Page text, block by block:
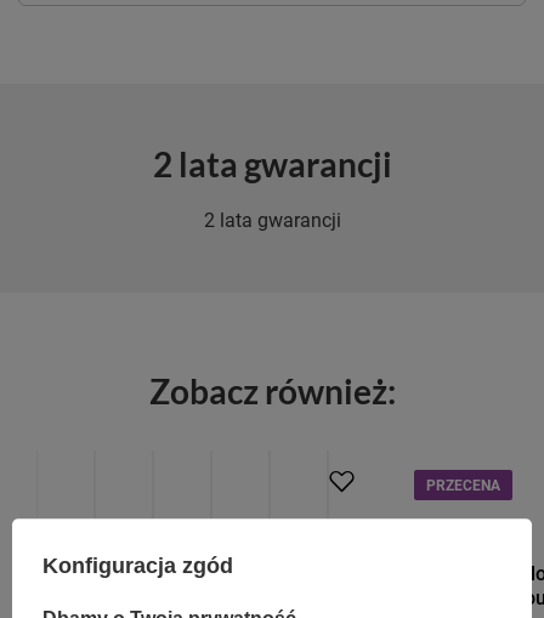
2 lata gwarancji
2 lata gwarancji
Zobacz również:
PRZECENA
Dr.Bacty
227 ml -
Konfiguracja zgód